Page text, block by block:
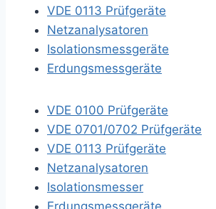
VDE 0113 Prüfgeräte
Netzanalysatoren
Isolationsmessgeräte
Erdungsmessgeräte
VDE 0100 Prüfgeräte
VDE 0701/0702 Prüfgeräte
VDE 0113 Prüfgeräte
Netzanalysatoren
Isolationsmesser
Erdungsmessgeräte